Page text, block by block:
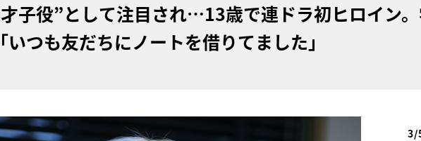
子役”として注目され…13歳で連ドラ初ヒロイン
つも友だちにノートを借りてました」
3/